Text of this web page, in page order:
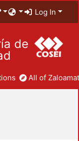
Log In
de
All of